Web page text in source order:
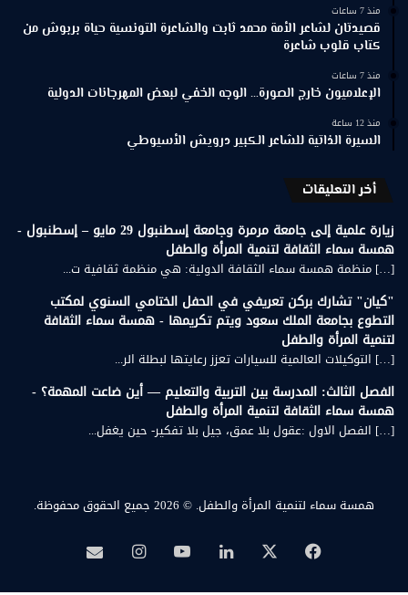
منذ 7 ساعات
قصيدتان لشاعر الأمة محمد ثابت والشاعرة التونسية حياة بربوش من
كتاب قلوب شاعرة
منذ 7 ساعات
الإعلاميون خارج الصورة… الوجه الخفي لبعض المهرجانات الدولية
منذ 12 ساعة
السيرة الذاتية للشاعر الكبير درويش الأسيوطي
أخر التعليقات
زيارة علمية إلى جامعة مرمرة وجامعة إسطنبول 29 مايو – إسطنبول -
همسة سماء الثقافة لتنمية المرأة والطفل
[…] منظمة همسة سماء الثقافة الدولية: هي منظمة ثقافية ت...
"كيان" تشارك بركن تعريفي في الحفل الختامي السنوي لمكتب
التطوع بجامعة الملك سعود ويتم تكريمها - همسة سماء الثقافة
لتنمية المرأة والطفل
[…] التوكيلات العالمية للسيارات تعزز رعايتها لبطلة الر...
الفصل الثالث: المدرسة بين التربية والتعليم — أين ضاعت المهمة؟ -
همسة سماء الثقافة لتنمية المرأة والطفل
[…] الفصل الاول :عقول بلا عمق، جيل بلا تفكير- حين يغفل...
همسة سماء لتنمية المرأة والطفل. © 2026 جميع الحقوق محفوظة.
فيسبوك لينكدإن‫YouTubeانستقرامبريد